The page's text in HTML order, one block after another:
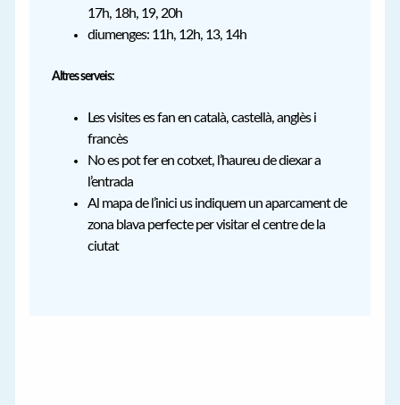
17h, 18h, 19, 20h
diumenges: 11h, 12h, 13, 14h
Altres serveis:
Les visites es fan en català, castellà, anglès i
francès
No es pot fer en cotxet, l’haureu de diexar a
l’entrada
Al mapa de l’inici us indiquem un aparcament de
zona blava perfecte per visitar el centre de la
ciutat